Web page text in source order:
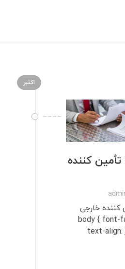
اکتبر
تأمین‌ کننده
کننده خارجی
body { font-
text-align: